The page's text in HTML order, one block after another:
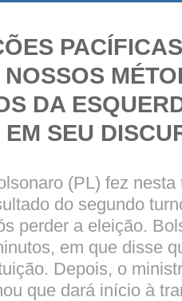
DA
SEU
(PL) fez nesta
do segundo
perder a eleição.
em que disse
Depois, o
que dará início à